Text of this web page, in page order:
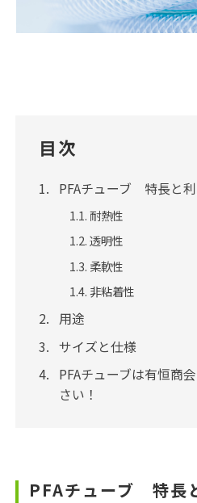
目次
PFAチューブ 特長と
耐熱性
透明性
柔軟性
非粘着性
用途
サイズと仕様
PFAチューブは有恒商
さい！
PFAチューブ 特長